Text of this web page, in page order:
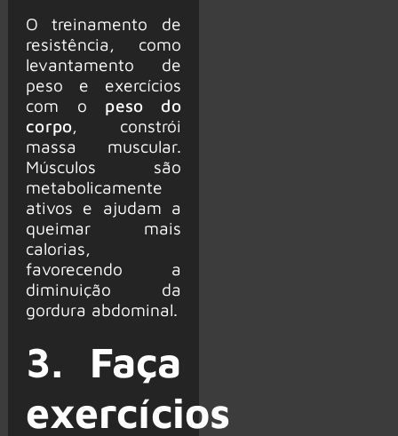
O treinamento de
resistência, como
levantamento de
peso e exercícios
com o peso do
corpo, constrói
massa muscular.
Músculos são
metabolicamente
ativos e ajudam a
queimar mais
calorias,
favorecendo a
diminuição da
gordura abdominal.
3. Faça
exercícios